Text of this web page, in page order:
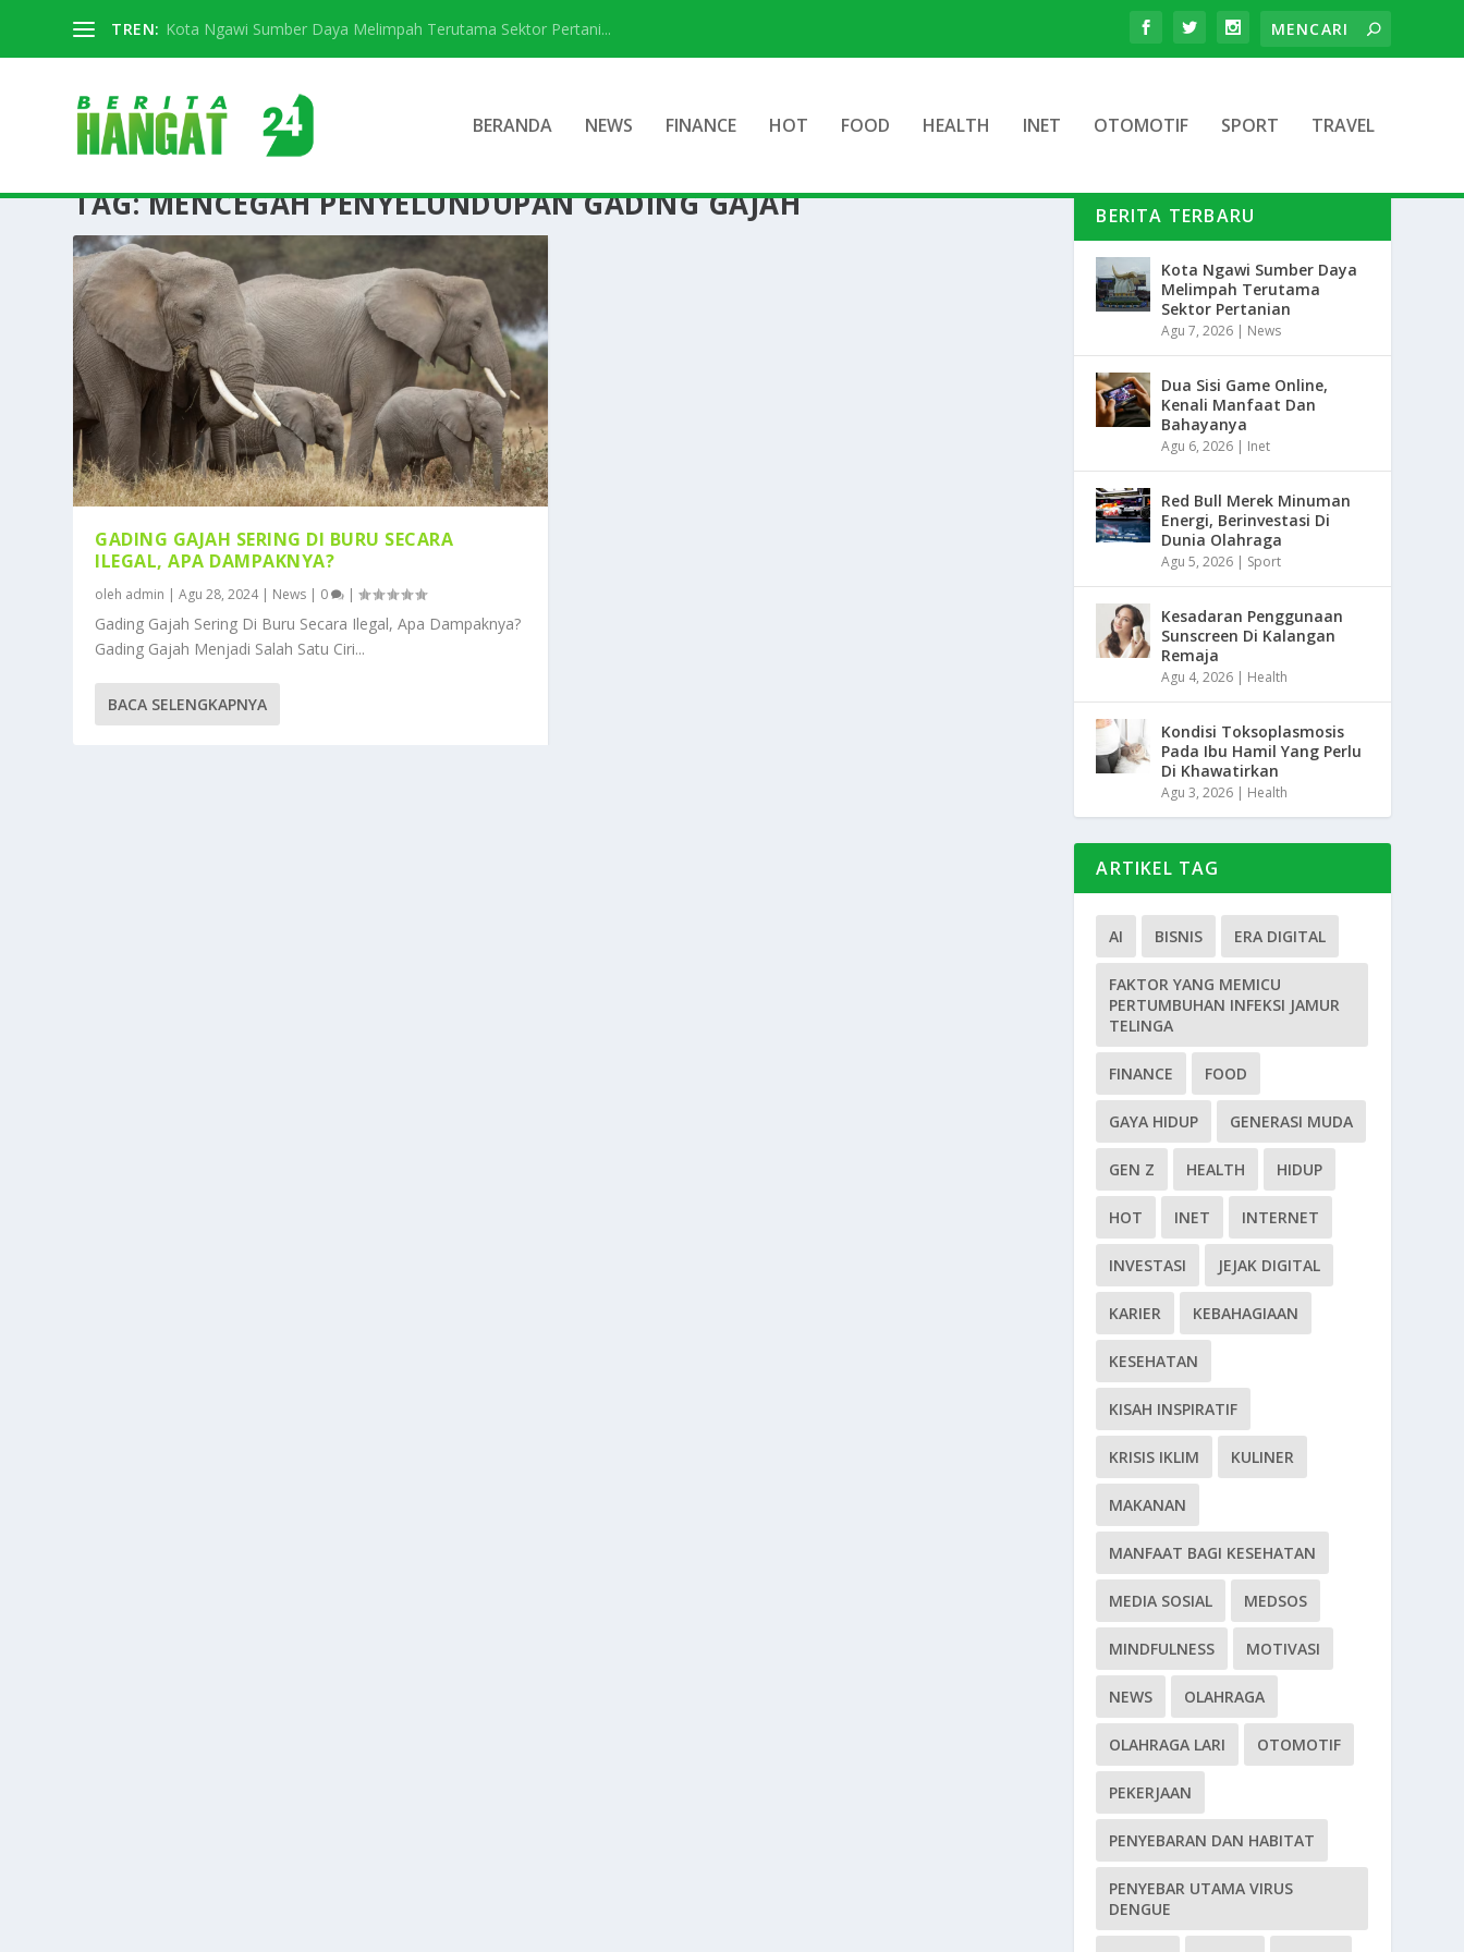
TREN: Kota Ngawi Sumber Daya Melimpah Terutama Sektor Pertani...
BERANDA NEWS FINANCE HOT FOOD HEALTH INET OTOMOTIF SPORT TRAVEL
TAG:MENCEGAH PENYELUNDUPAN GADING GAJAH
GADING GAJAH SERING DI BURU SECARA
ILEGAL, APA DAMPAKNYA?
oleh admin |Agu 28, 2024| News | 0 |
Gading Gajah Sering Di Buru Secara Ilegal, Apa Dampaknya?
Gading Gajah Menjadi Salah Satu Ciri...
BACA SELENGKAPNYA
BERITA TERBARU
Kota Ngawi Sumber Daya
Melimpah Terutama
Sektor Pertanian
Agu 7, 2026 | News
Dua Sisi Game Online,
Kenali Manfaat Dan
Bahayanya
Agu 6, 2026 | Inet
Red Bull Merek Minuman
Energi, Berinvestasi Di
Dunia Olahraga
Agu 5, 2026 | Sport
Kesadaran Penggunaan
Sunscreen Di Kalangan
Remaja
Agu 4, 2026 | Health
Kondisi Toksoplasmosis
Pada Ibu Hamil Yang Perlu
Di Khawatirkan
Agu 3, 2026 | Health
ARTIKEL TAG
AI BISNIS ERA DIGITAL
FAKTOR YANG MEMICU
PERTUMBUHAN INFEKSI JAMUR
TELINGA
FINANCE FOOD
GAYA HIDUP GENERASI MUDA
GEN Z HEALTH HIDUP
HOT INET INTERNET
INVESTASI JEJAK DIGITAL
KARIER KEBAHAGIAAN
KESEHATAN
KISAH INSPIRATIF
KRISIS IKLIM KULINER
MAKANAN
MANFAAT BAGI KESEHATAN
MEDIA SOSIAL MEDSOS
MINDFULNESS MOTIVASI
NEWS OLAHRAGA
OLAHRAGA LARI OTOMOTIF
PEKERJAAN
PENYEBARAN DAN HABITAT
PENYEBAR UTAMA VIRUS
DENGUE